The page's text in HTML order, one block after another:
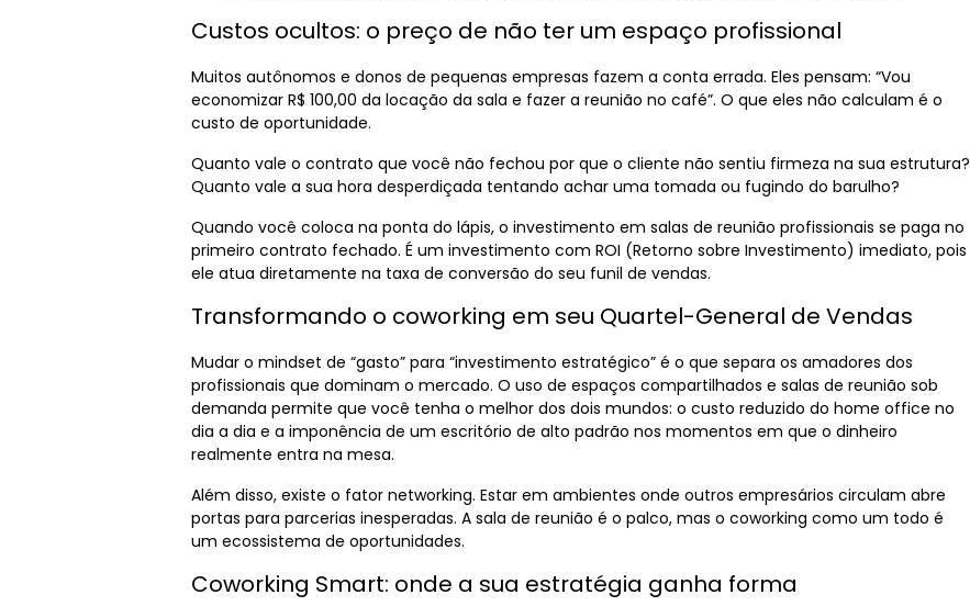
Custos ocultos: o preço de não ter um espaço profissional
Muitos autônomos e donos de pequenas empresas fazem a conta errada. Eles pensam: “Vou
economizar R$ 100,00 da locação da sala e fazer a reunião no café”. O que eles não calculam é o
custo de oportunidade.
Quanto vale o contrato que você não fechou por que o cliente não sentiu firmeza na sua estrutura?
Quanto vale a sua hora desperdiçada tentando achar uma tomada ou fugindo do barulho?
Quando você coloca na ponta do lápis, o investimento em salas de reunião profissionais se paga no
primeiro contrato fechado. É um investimento com ROI (Retorno sobre Investimento) imediato, pois
ele atua diretamente na taxa de conversão do seu funil de vendas.
Transformando o coworking em seu Quartel-General de Vendas
Mudar o mindset de “gasto” para “investimento estratégico” é o que separa os amadores dos
profissionais que dominam o mercado. O uso de espaços compartilhados e salas de reunião sob
demanda permite que você tenha o melhor dos dois mundos: o custo reduzido do home office no
dia a dia e a imponência de um escritório de alto padrão nos momentos em que o dinheiro
realmente entra na mesa.
Além disso, existe o fator networking. Estar em ambientes onde outros empresários circulam abre
portas para parcerias inesperadas. A sala de reunião é o palco, mas o coworking como um todo é
um ecossistema de oportunidades.
Coworking Smart: onde a sua estratégia ganha forma